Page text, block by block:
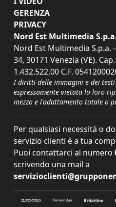
GERENZA
PRIVACY
Nord Est Multimedia
Nord Est Multimedia S.p.a.
34, 30171 Venezia (VE).
1.432.522,00 C.F.
I diritti delle immagini e dei testi
espressamente vietata la loro
mezzo e l'adattamento totale o
Per qualsiasi necessità o
servizio clienti è a tua
Puoi contattarci al numero
scrivendo una mail a